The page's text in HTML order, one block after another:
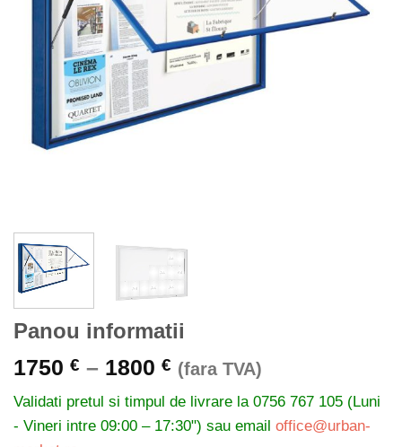
Panou informatii
1750 € – 1800 € Interval
prețuri:
1750 €
(fara TVA)
Validati pretul si timpul de livrare la 0756 767 105 (Luni
- Vineri intre 09:00 – 17:30") sau email office@urban-